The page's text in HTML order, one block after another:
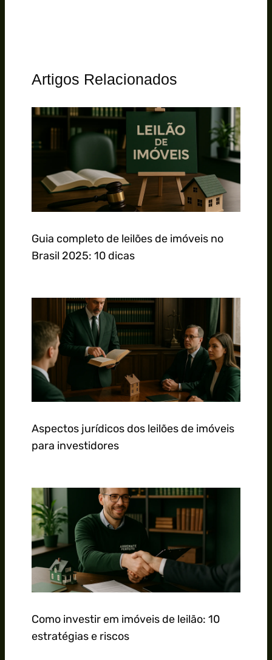
Artigos Relacionados
Guia completo de leilões de imóveis no
Brasil 2025: 10 dicas
Aspectos jurídicos dos leilões de imóveis
para investidores
Como investir em imóveis de leilão: 10
estratégias e riscos